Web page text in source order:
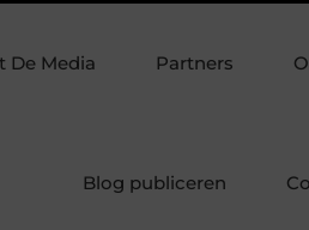
te laten Waarom
De Media Partners
Blog publiceren